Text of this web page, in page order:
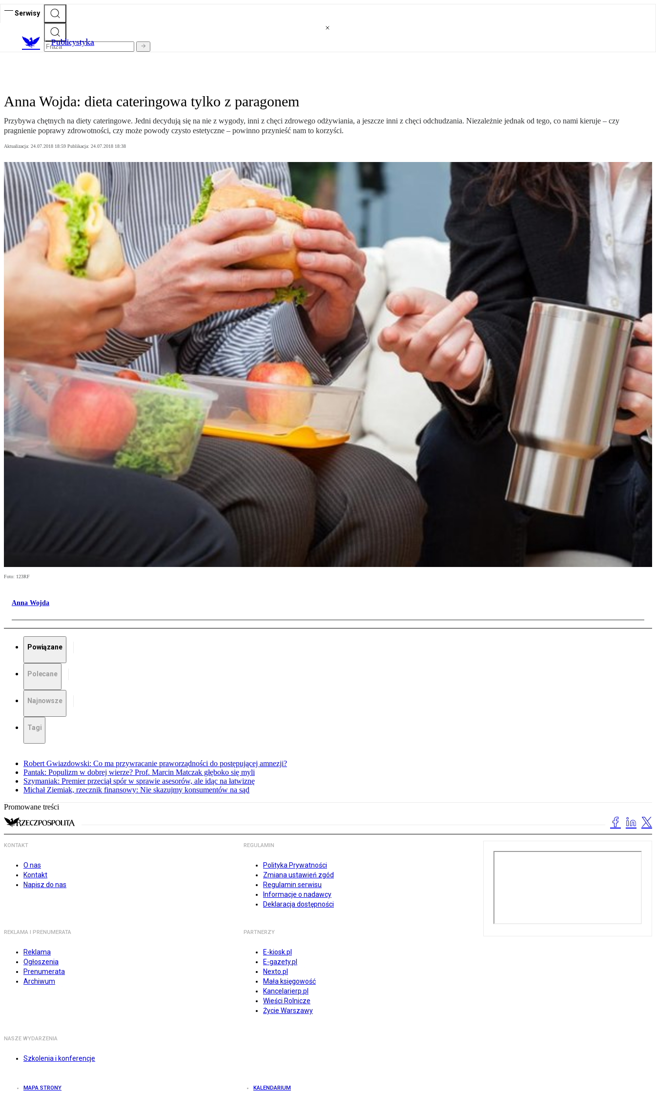
Serwisy
Publicystyka
Anna Wojda: dieta cateringowa tylko z paragonem
Przybywa chętnych na diety cateringowe. Jedni decydują się na nie z wygody, inni z chęci zdrowego odżywiania, a jeszcze inni z chęci odchudzania. Niezależnie jednak od tego, co nami kieruje – czy
pragnienie poprawy zdrowotności, czy może powody czysto estetyczne – powinno przynieść nam to korzyści.
Aktualizacja: 24.07.2018 18:59 Publikacja: 24.07.2018 18:38
Foto: 123RF
Anna Wojda
Powiązane
Polecane
Najnowsze
Tagi
Robert Gwiazdowski: Co ma przywracanie praworządności do postępującej amnezji?
Pantak: Populizm w dobrej wierze? Prof. Marcin Matczak głęboko się myli
Szymaniak: Premier przeciął spór w sprawie asesorów, ale idąc na łatwiznę
Michał Ziemiak, rzecznik finansowy: Nie skazujmy konsumentów na sąd
Promowane treści
KONTAKT
O nas
Kontakt
Napisz do nas
REGULAMIN
Polityka Prywatności
Zmiana ustawień zgód
Regulamin serwisu
Informacje o nadawcy
Deklaracja dostępności
REKLAMA I PRENUMERATA
Reklama
Ogłoszenia
Prenumerata
Archiwum
PARTNERZY
E-kiosk.pl
E-gazety.pl
Nexto.pl
Mała księgowość
Kancelarierp.pl
Wieści Rolnicze
Życie Warszawy
NASZE WYDARZENIA
Szkolenia i konferencje
MAPA STRONY KALENDARIUM